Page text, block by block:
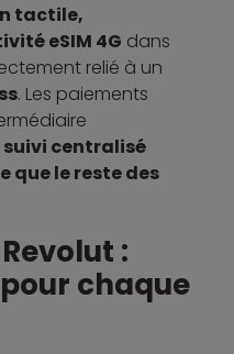
tactile,
eSIM 4G dans
relié à un
. Les paiements
suivi centralisé
que le reste des
:
chaque